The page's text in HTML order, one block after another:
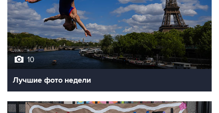
10
Лучшие фото недели